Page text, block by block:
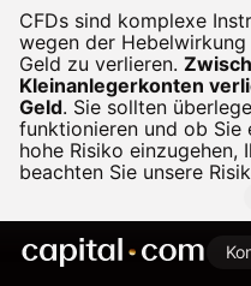
CFDs sind komplexe
wegen der
Geld zu verlieren.
Kleinanlegerkonten
Geld. Sie sollten
funktionieren und ob Sie
hohe Risiko einzugehen,
beachten Sie unsere